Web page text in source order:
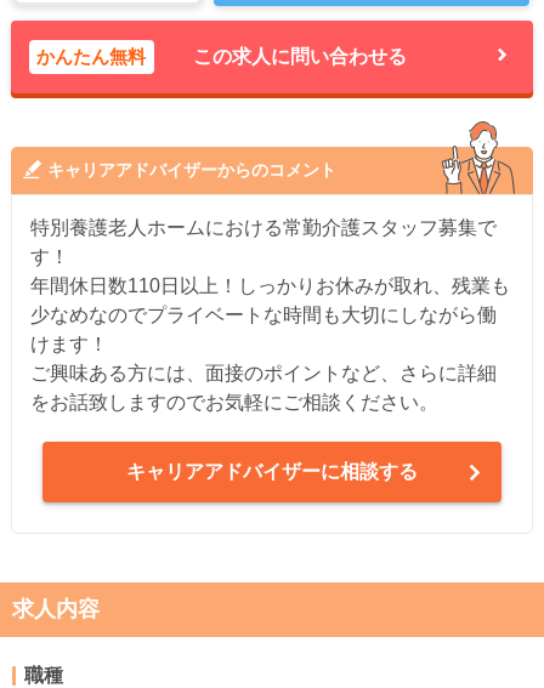
かんたん無料 この求人に問い合わせる
キャリアアドバイザーからのコメント
特別養護老人ホームにおける常勤介護スタッフ募集で
す！
年間休日数110日以上！しっかりお休みが取れ、残業も
少なめなのでプライベートな時間も大切にしながら働
けます！
ご興味ある方には、面接のポイントなど、さらに詳細
をお話致しますのでお気軽にご相談ください。
キャリアアドバイザーに相談する
求人内容
職種